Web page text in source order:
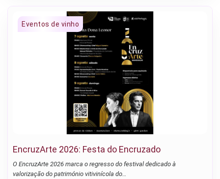
EncruzArte 2026: Festa do Encruzado
O EncruzArte 2026 marca o regresso do festival dedicado à
valorização do património vitivinícola do…